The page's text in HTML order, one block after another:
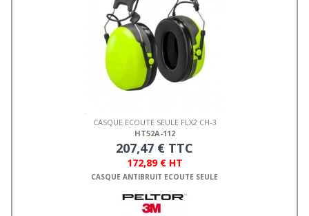
CASQUE ECOUTE SEULE FLX2 CH-3
HT52A-112
207,47 € TTC
172,89 € HT
CASQUE ANTIBRUIT ECOUTE SEULE